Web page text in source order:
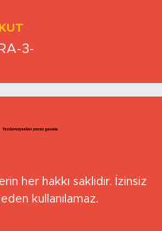
3-
her hakkı saklıdır. İzinsiz
kullanılamaz.